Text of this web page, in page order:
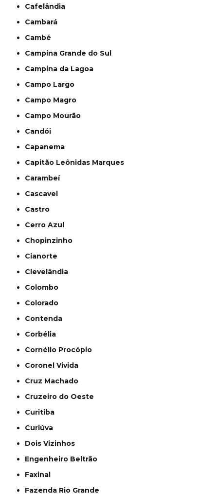
Cafelândia
Cambará
Cambé
Campina Grande do Sul
Campina da Lagoa
Campo Largo
Campo Magro
Campo Mourão
Candói
Capanema
Capitão Leônidas Marques
Carambeí
Cascavel
Castro
Cerro Azul
Chopinzinho
Cianorte
Clevelândia
Colombo
Colorado
Contenda
Corbélia
Cornélio Procópio
Coronel Vivida
Cruz Machado
Cruzeiro do Oeste
Curitiba
Curiúva
Dois Vizinhos
Engenheiro Beltrão
Faxinal
Fazenda Rio Grande